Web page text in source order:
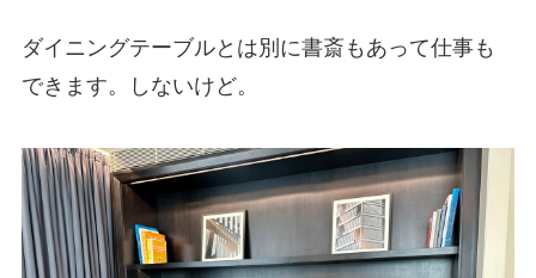
ダイニングテーブルとは別に書斎もあって仕事も
できます。しないけど。